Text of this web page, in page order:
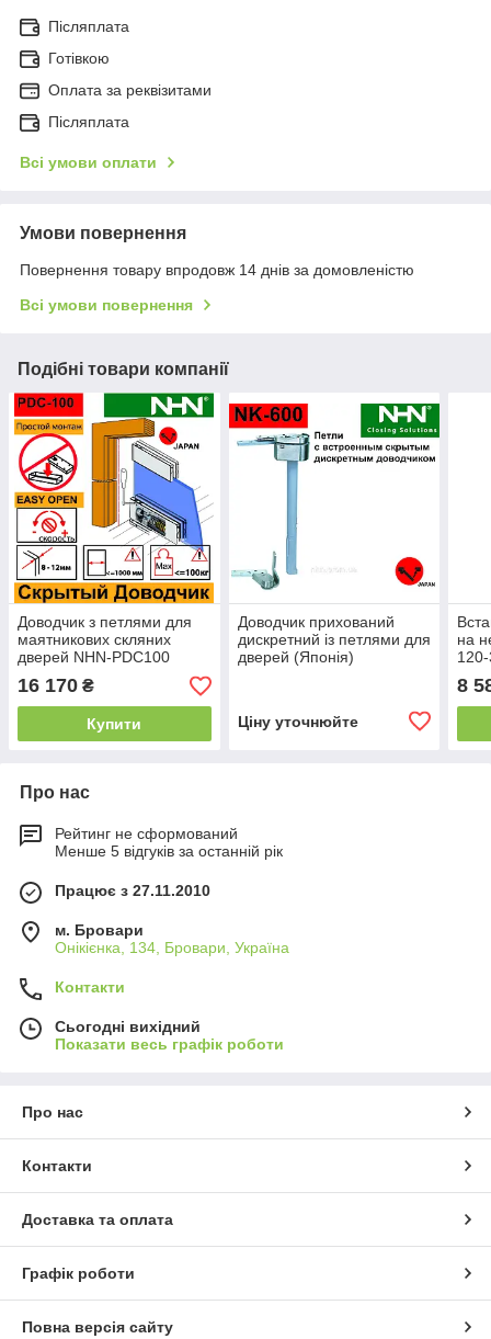
Післяплата
Готівкою
Оплата за реквізитами
Післяплата
Всі умови оплати
Умови повернення
Повернення товару впродовж 14 днів за домовленістю
Всі умови повернення
Подібні товари компанії
Доводчик з петлями для
маятникових скляних
дверей NHN-PDC100
(Японія)
16 170 ₴
Купити
Доводчик прихований
дискретний із петлями для
дверей (Японія)
Ціну уточнюйте
на
120-
8
Про нас
Рейтинг не сформований
Менше 5 відгуків за останній рік
Працює з 27.11.2010
м. Бровари
Онікієнка, 134, Бровари, Україна
Контакти
Сьогодні вихідний
Показати весь графік роботи
Про нас
Контакти
Доставка та оплата
Графік роботи
Повна версія сайту